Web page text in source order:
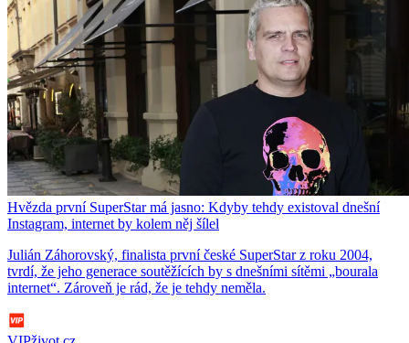
Hvězda první SuperStar má jasno: Kdyby tehdy existoval dnešní
Instagram, internet by kolem něj šílel
Julián Záhorovský, finalista první české SuperStar z roku 2004,
tvrdí, že jeho generace soutěžících by s dnešními sítěmi „bourala
internet“. Zároveň je rád, že je tehdy neměla.